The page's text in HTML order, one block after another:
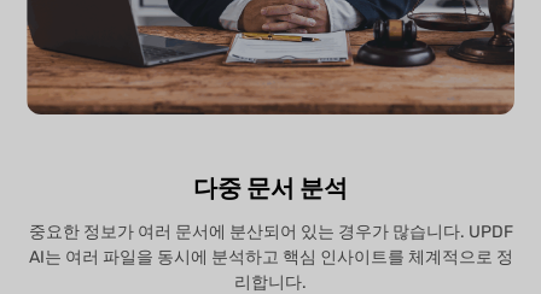
다중 문서 분석
중요한 정보가 여러 문서에 분산되어 있는 경우가 많습니다. UPDF
AI는 여러 파일을 동시에 분석하고 핵심 인사이트를 체계적으로 정
리합니다.